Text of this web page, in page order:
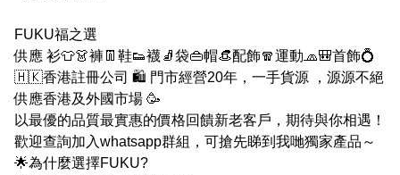
FUKU福之選
供應 衫👕👗褲👖鞋👟襪🧦袋👜帽👒配飾🧣運動🧢🎒首飾💍
🇭🇰香港註冊公司 🛍 門市經營20年，一手貨源 ，源源不絕
供應香港及外國市場 🥳
以最優的品質最實惠的價格回饋新老客戶，期待與你相遇！
歡迎查詢加入whatsapp群組，可搶先睇到我哋獨家產品～
🌟為什麼選擇FUKU?